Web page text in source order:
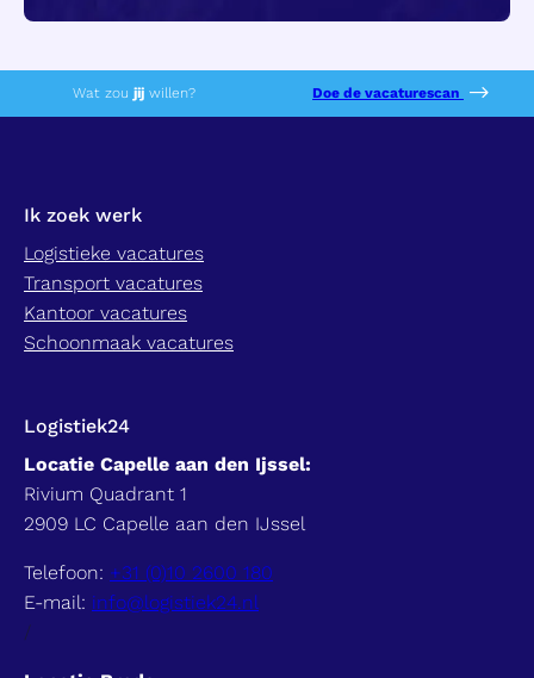
hier
Wat zou jijwillen? Doe de vacaturescan
Ik zoek werk
Logistieke vacatures
Transport vacatures
Kantoor vacatures
Schoonmaak vacatures
Logistiek24
Locatie Capelle aan den Ijssel:
Rivium Quadrant 1
2909 LC Capelle aan den IJssel
Telefoon: +31 (0)10 2600 180
E-mail: info@logistiek24.nl
/